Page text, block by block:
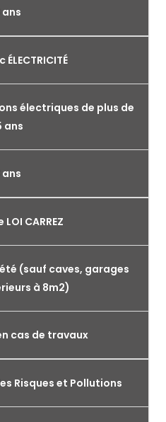
ans
électriques de plus de
ans
ans
CARREZ
(sauf caves, garages
à 8m2)
cas de travaux
Risques et Pollutions